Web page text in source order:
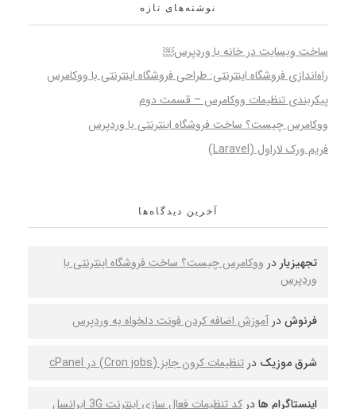
نوشته‌های تازه
ساخت وبسایت در خانه با وردپرس￼
راه‌اندازی فروشگاه اینترنتی: طراحی فروشگاه اینترنتی با ووکامرس
پیکربندی تنظیمات ووکامرس – قسمت دوم
ووکامرس چیست؟ ساخت فروشگاه اینترنتی با وردپرس
فریم ورک لاراول (Laravel)
آخرین دیدگاه‌ها
تجهیزیار در ووکامرس چیست؟ ساخت فروشگاه اینترنتی با
وردپرس
فرنوشدرآموزش اضافه کردن فونت دلخواه به وردپرس
شرق موزیک در تنظیمات کرون جابز (Cron jobs) در cPanel
اینستاگرام هادر کد تنظیمات فعال سازی اینترنت 3G ایرانسل